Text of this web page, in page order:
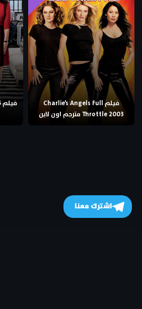
فيلم Charlie’s Angels Full
Throttle 2003 مترجم اون لاين
اشترك معنا